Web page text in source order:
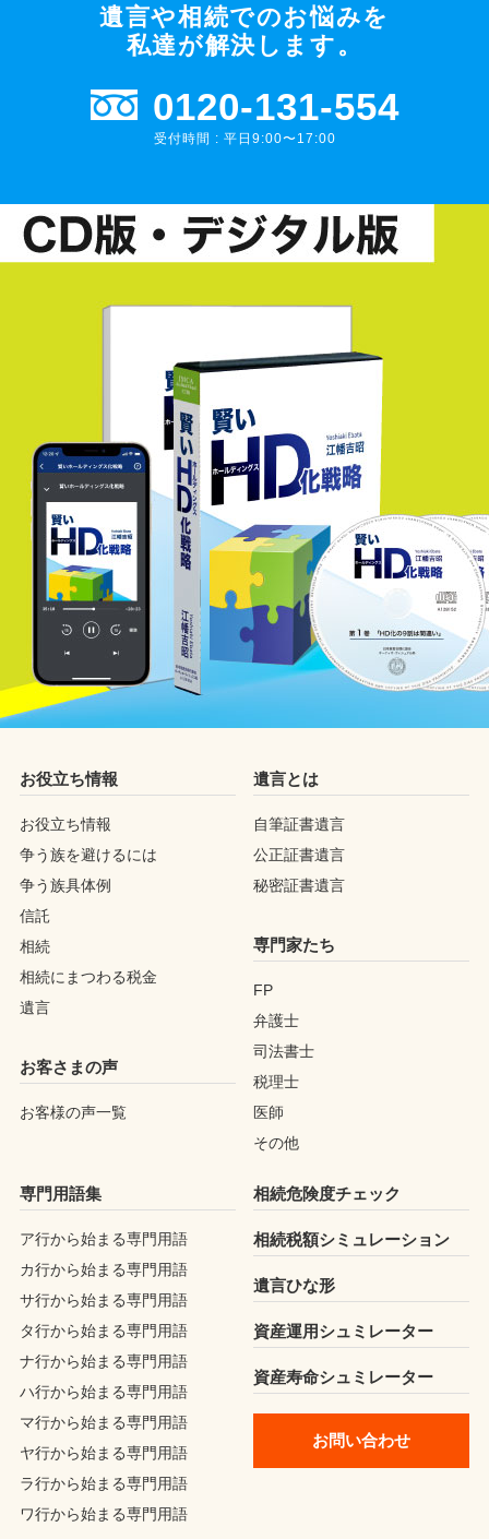
遺言や相続でのお悩みを
私達が解決します。
0120-131-554
受付時間 : 平日9:00〜17:00
お役立ち情報
お役立ち情報
争う族を避けるには
争う族具体例
信託
相続
相続にまつわる税金
遺言
お客さまの声
お客様の声一覧
遺言とは
自筆証書遺言
公正証書遺言
秘密証書遺言
専門家たち
FP
弁護士
司法書士
税理士
医師
その他
専門用語集
ア行から始まる専門用語
カ行から始まる専門用語
サ行から始まる専門用語
タ行から始まる専門用語
ナ行から始まる専門用語
ハ行から始まる専門用語
マ行から始まる専門用語
ヤ行から始まる専門用語
ラ行から始まる専門用語
ワ行から始まる専門用語
相続危険度チェック
相続税額シミュレーション
遺言ひな形
資産運用シュミレーター
資産寿命シュミレーター
お問い合わせ